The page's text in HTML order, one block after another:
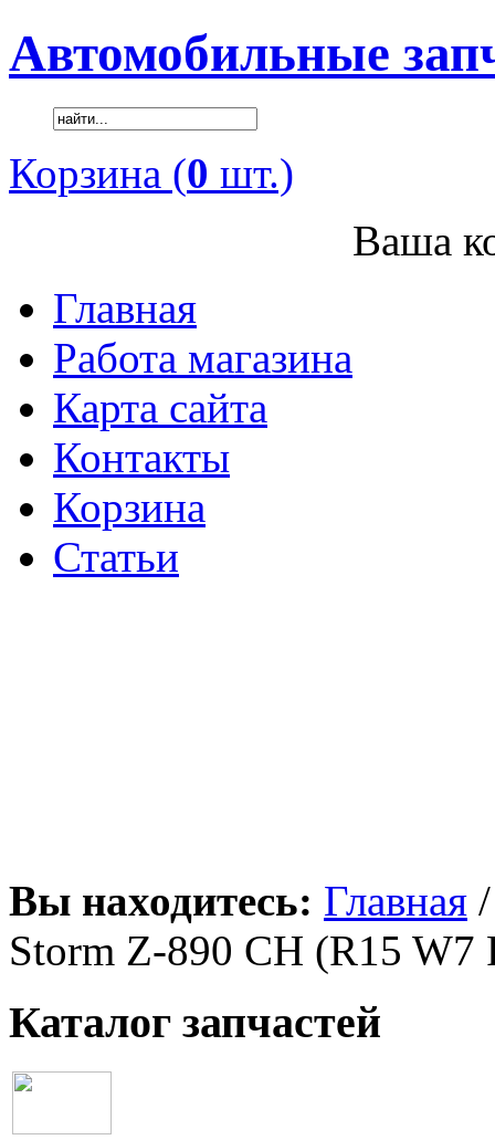
Автомобильные
Корзина (0 шт.)
Ваша
Главная
Работа магазина
Карта сайта
Контакты
Корзина
Статьи
Вы находитесь: Главная
Storm Z-890 CH (R15
Каталог запчастей